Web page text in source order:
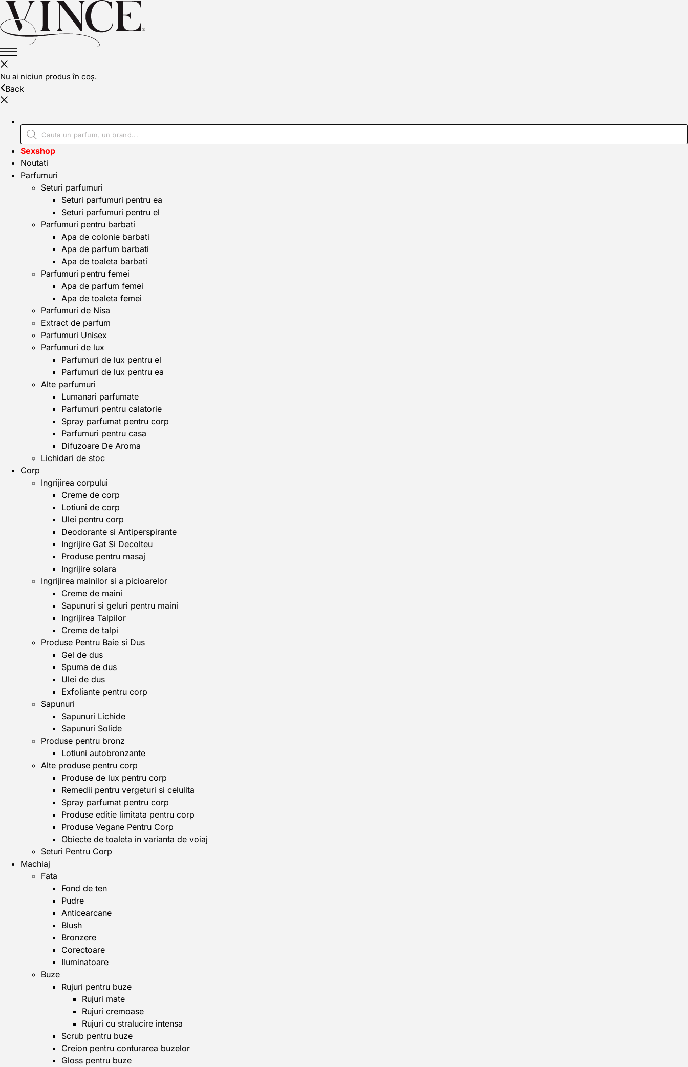
Nu ai niciun produs în coș.
Back
Sexshop
Noutati
Parfumuri
Seturi parfumuri
Seturi parfumuri pentru ea
Seturi parfumuri pentru el
Parfumuri pentru barbati
Apa de colonie barbati
Apa de parfum barbati
Apa de toaleta barbati
Parfumuri pentru femei
Apa de parfum femei
Apa de toaleta femei
Parfumuri de Nisa
Extract de parfum
Parfumuri Unisex
Parfumuri de lux
Parfumuri de lux pentru el
Parfumuri de lux pentru ea
Alte parfumuri
Lumanari parfumate
Parfumuri pentru calatorie
Spray parfumat pentru corp
Parfumuri pentru casa
Difuzoare De Aroma
Lichidari de stoc
Corp
Ingrijirea corpului
Creme de corp
Lotiuni de corp
Ulei pentru corp
Deodorante si Antiperspirante
Ingrijire Gat Si Decolteu
Produse pentru masaj
Ingrijire solara
Ingrijirea mainilor si a picioarelor
Creme de maini
Sapunuri si geluri pentru maini
Ingrijirea Talpilor
Creme de talpi
Produse Pentru Baie si Dus
Gel de dus
Spuma de dus
Ulei de dus
Exfoliante pentru corp
Sapunuri
Sapunuri Lichide
Sapunuri Solide
Produse pentru bronz
Lotiuni autobronzante
Alte produse pentru corp
Produse de lux pentru corp
Remedii pentru vergeturi si celulita
Spray parfumat pentru corp
Produse editie limitata pentru corp
Produse Vegane Pentru Corp
Obiecte de toaleta in varianta de voiaj
Seturi Pentru Corp
Machiaj
Fata
Fond de ten
Pudre
Anticearcane
Blush
Bronzere
Corectoare
Iluminatoare
Buze
Rujuri pentru buze
Rujuri mate
Rujuri cremoase
Rujuri cu stralucire intensa
Scrub pentru buze
Creion pentru conturarea buzelor
Gloss pentru buze